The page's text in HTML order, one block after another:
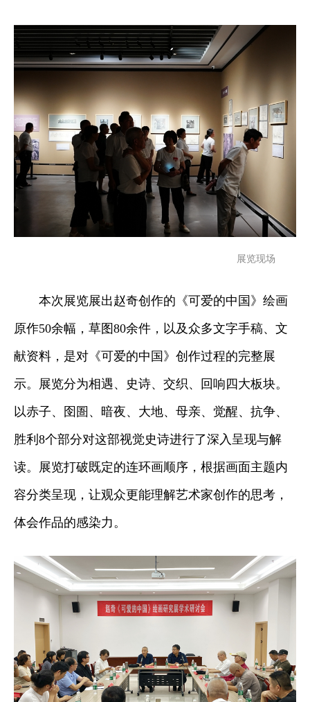
展览现场
本次展览展出赵奇创作的《可爱的中国》绘画
原作50余幅，草图80余件，以及众多文字手稿、文
献资料，是对《可爱的中国》创作过程的完整展
示。展览分为相遇、史诗、交织、回响四大板块。
以赤子、囹圄、暗夜、大地、母亲、觉醒、抗争、
胜利8个部分对这部视觉史诗进行了深入呈现与解
读。展览打破既定的连环画顺序，根据画面主题内
容分类呈现，让观众更能理解艺术家创作的思考，
体会作品的感染力。